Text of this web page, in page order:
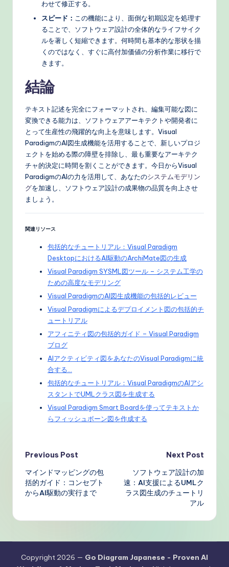
わせて修正する。
スピード： この機能により、面倒な初期設定を処理す
ることで、ソフトウェア設計の全体的なライフサイク
ルを著しく短縮できます。何時間も基本的な形状を描
くのではなく、すぐに高付加価値の分析作業に移行で
きます。
結論
テキスト記述を完全にフォーマットされ、編集可能な図に
変換できる能力は、ソフトウェアアーキテクトや開発者に
とって生産性の飛躍的な向上を意味します。Visual
ParadigmのAI図生成機能を活用することで、新しいプロジ
ェクトを始める際の障壁を排除し、最も重要なアーキテク
チャ的決定に時間を割くことができます。今日からVisual
ParadigmのAIの力を活用して、あなたのシステムモデリン
グを加速し、ソフトウェア設計の成果物の品質を向上させ
ましょう。
関連リソース
包括的なチュートリアル：Visual Paradigm
DesktopにおけるAI駆動のArchiMate図の生成
Visual Paradigm SYSML図ツール – システム工学の
ための高度なモデリング
Visual ParadigmのAI図生成機能の包括的レビュー
Visual Paradigmによるデプロイメント図の包括的チ
ュートリアル
アフィニティ図の包括的ガイド – Visual Paradigm
ブログ
AIアクティビティ図をあなたのVisual Paradigmに統
合する…
包括的なチュートリアル：Visual ParadigmのAIアシ
スタントでUMLクラス図を生成する
Visual Paradigm Smart Boardを使ってテキストか
らフィッシュボーン図を作成する
Post
navigation
Previous Post
マインドマッピングの包
括的ガイド：コンセプト
からAI駆動の実行まで
Next Post
ソフトウェア設計の加
速：AI支援によるUMLク
ラス図生成のチュートリ
アル
Copyright 2026 — Go Diagram Japanese - Proven AI